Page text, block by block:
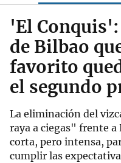
'El
de Bilbao
favorito
el segundo
La eliminación del
raya a ciegas" frente
corta, pero intensa,
cumplir las